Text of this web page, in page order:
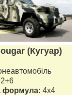
(Кугуар)
2+6
формула: 4х4